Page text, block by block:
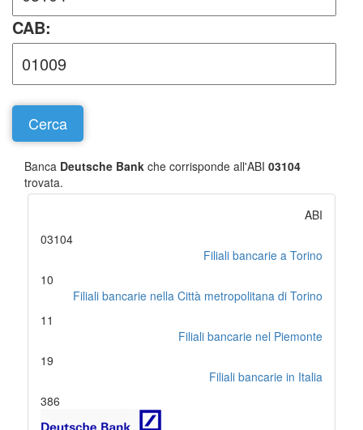
CAB:
Banca Deutsche Bank che corrisponde all'ABI 03104
trovata.
ABI
03104
Filiali bancarie a Torino
10
Filiali bancarie nella Città metropolitana di Torino
11
Filiali bancarie nel Piemonte
19
Filiali bancarie in Italia
386